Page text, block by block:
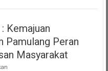
Peresmian
Alun
Kecamatan
Pamulang
Tangerang
Selatan
Kemajuan
Pamulang Peran
Masyarakat
pada